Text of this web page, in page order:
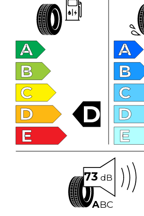
A
B
C
D
E
D
A
B
C
D
E
73 dB
ABC